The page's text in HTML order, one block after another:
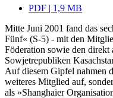
PDF | 1,9 MB
Mitte Juni 2001 fand das
Fünf« (S-5) - mit den
Föderation sowie den direkt
Sowjetrepubliken
Auf diesem Gipfel nahmen
weiteres Mitglied auf,
als »Shanghaier